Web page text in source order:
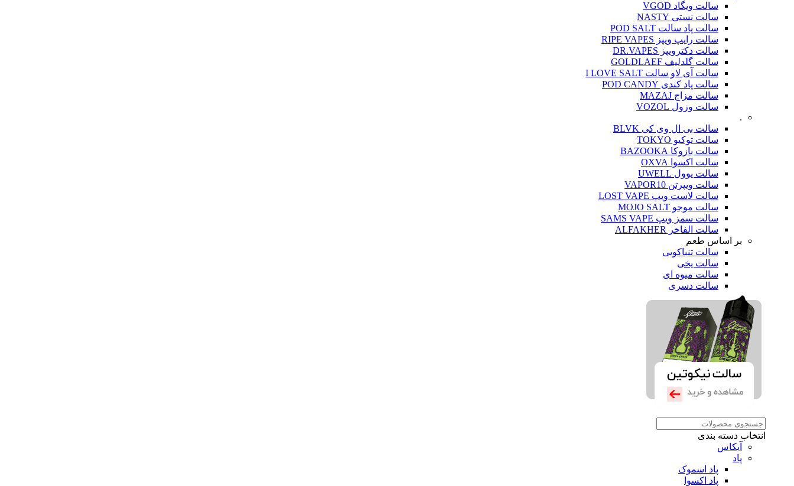
سالت ویگاد VGOD
سالت نستی NASTY
سالت پاد سالت POD SALT
سالت رایپ ویپز RIPE VAPES
سالت دکترویپز DR.VAPES
سالت گلدلیف GOLDLAEF
سالت آی لاو سالت I LOVE SALT
سالت پاد کندی POD CANDY
سالت مزاج MAZAJ
سالت وزول VOZOL
.
سالت بی ال وی کی BLVK
سالت توکیو TOKYO
سالت بازوکا BAZOOKA
سالت اکسوا OXVA
سالت یوول UWELL
سالت ویپرتن VAPOR10
سالت لاست ویپ LOST VAPE
سالت موجو MOJO SALT
سالت سمز ویپ SAMS VAPE
سالت الفاخر ALFAKHER
بر اساس طعم
سالت تنباکویی
سالت یخی
سالت میوه ای
سالت دسری
انتخاب دسته بندی
آیکاس
پاد
پاد اسموک
پاد اکسوا